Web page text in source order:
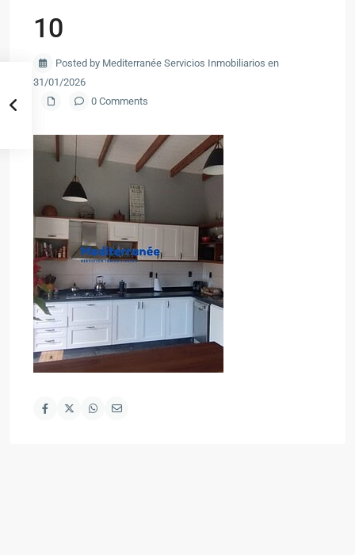
10
Posted by Mediterranée Servicios Inmobiliarios en
31/01/2026
0 Comments